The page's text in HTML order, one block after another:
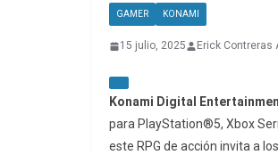
GAMER KONAMI
15 julio, 2025 Erick Contreras
Konami Digital
para PlayStation®5, Xbox
este RPG de acción invita a